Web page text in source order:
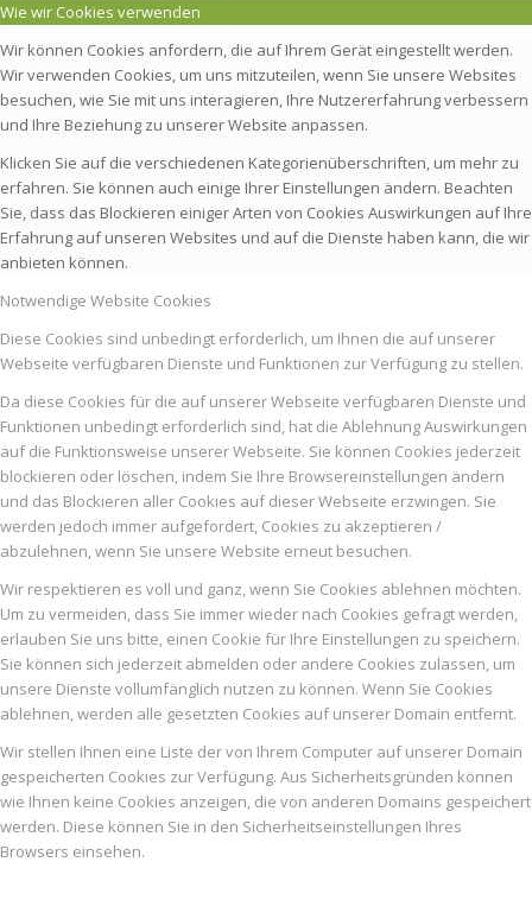
Wie wir Cookies verwenden
Wir können Cookies anfordern, die auf Ihrem Gerät eingestellt werden.
Wir verwenden Cookies, um uns mitzuteilen, wenn Sie unsere Websites
besuchen, wie Sie mit uns interagieren, Ihre Nutzererfahrung verbessern
und Ihre Beziehung zu unserer Website anpassen.
Klicken Sie auf die verschiedenen Kategorienüberschriften, um mehr zu
erfahren. Sie können auch einige Ihrer Einstellungen ändern. Beachten
Sie, dass das Blockieren einiger Arten von Cookies Auswirkungen auf Ihre
Erfahrung auf unseren Websites und auf die Dienste haben kann, die wir
anbieten können.
Notwendige Website Cookies
Diese Cookies sind unbedingt erforderlich, um Ihnen die auf unserer
Webseite verfügbaren Dienste und Funktionen zur Verfügung zu stellen.
Da diese Cookies für die auf unserer Webseite verfügbaren Dienste und
Funktionen unbedingt erforderlich sind, hat die Ablehnung Auswirkungen
auf die Funktionsweise unserer Webseite. Sie können Cookies jederzeit
blockieren oder löschen, indem Sie Ihre Browsereinstellungen ändern
und das Blockieren aller Cookies auf dieser Webseite erzwingen. Sie
werden jedoch immer aufgefordert, Cookies zu akzeptieren /
abzulehnen, wenn Sie unsere Website erneut besuchen.
Wir respektieren es voll und ganz, wenn Sie Cookies ablehnen möchten.
Um zu vermeiden, dass Sie immer wieder nach Cookies gefragt werden,
erlauben Sie uns bitte, einen Cookie für Ihre Einstellungen zu speichern.
Sie können sich jederzeit abmelden oder andere Cookies zulassen, um
unsere Dienste vollumfänglich nutzen zu können. Wenn Sie Cookies
ablehnen, werden alle gesetzten Cookies auf unserer Domain entfernt.
Wir stellen Ihnen eine Liste der von Ihrem Computer auf unserer Domain
gespeicherten Cookies zur Verfügung. Aus Sicherheitsgründen können
wie Ihnen keine Cookies anzeigen, die von anderen Domains gespeichert
werden. Diese können Sie in den Sicherheitseinstellungen Ihres
Browsers einsehen.